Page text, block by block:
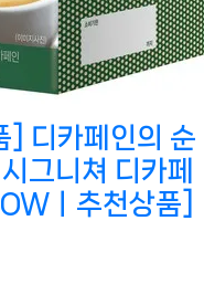
] 디카페인의 순
그니쳐 디카페
ㅣ추천상품]